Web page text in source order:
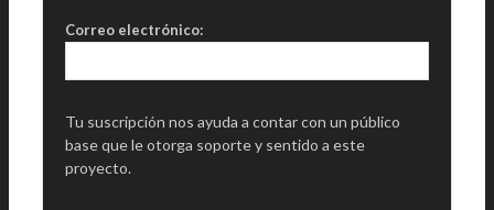
Correo electrónico:
Tu suscripción nos ayuda a contar con un público
base que le otorga soporte y sentido a este
proyecto.